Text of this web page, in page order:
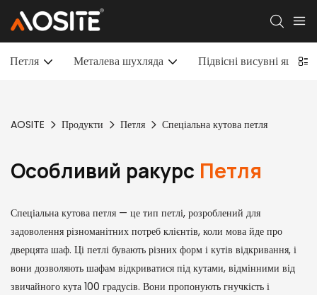
Петля Металева шухляда Підвісні висувні ящики
AOSITE Продукти Петля Спеціальна кутова петля
Особливий ракурс Петля
Спеціальна кутова петля — це тип петлі, розроблений для
задоволення різноманітних потреб клієнтів, коли мова йде про
дверцята шаф. Ці петлі бувають різних форм і кутів відкривання, і
вони дозволяють шафам відкриватися під кутами, відмінними від
звичайного кута 100 градусів. Вони пропонують гнучкість і